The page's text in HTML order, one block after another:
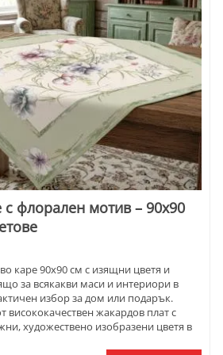
флорален мотив – 90х90
каре 90х90 см с изящни цветя и
за всякакви маси и интериори в
избор за дом или подарък.
висококачествен жакардов плат с
художествено изобразени цветя в
и сини тонове, обградени от рамка в